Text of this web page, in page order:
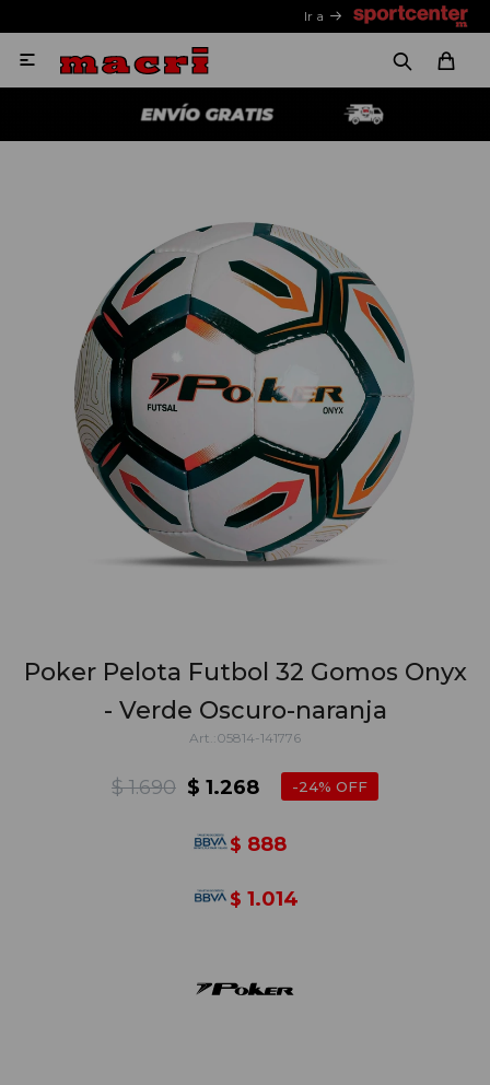
Ir a

Poker Pelota Futbol 32 Gomos Onyx
- Verde Oscuro-naranja
05814-141776
$ 1.268
$ 1.690 24
$ 888
$ 1.014